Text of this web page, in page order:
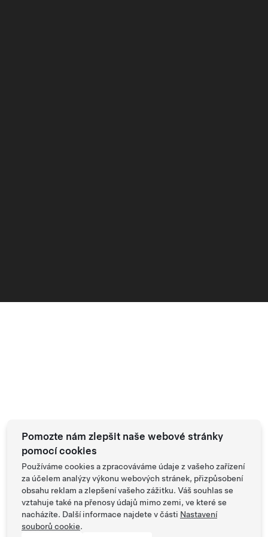
Pomozte nám zlepšit naše webové stránky
pomocí cookies
Používáme cookies a zpracováváme údaje z vašeho zařízení
za účelem analýzy výkonu webových stránek, přizpůsobení
obsahu reklam a zlepšení vašeho zážitku. Váš souhlas se
vztahuje také na přenosy údajů mimo zemi, ve které se
nacházíte. Další informace najdete v části Nastavení
souborů cookie.